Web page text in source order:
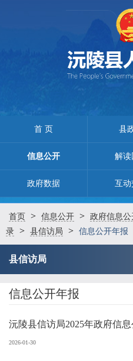
首 页 县
信息公开 解读
政府数据 互动
首页 > 信息公开 > 政府信息
录 > 县信访局 > 信息公开年报
县信访局
信息公开年报
沅陵县信访局2025年政府信
2026-01-30